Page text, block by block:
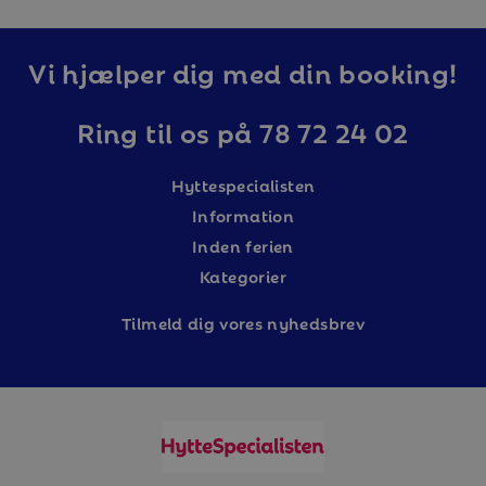
Boendet är dock inte allergisanerat.
Vi hjælper dig med din booking!
Ring til os på 78 72 24 02
Hyttespecialisten
Information
Inden ferien
Kategorier
Tilmeld dig vores nyhedsbrev